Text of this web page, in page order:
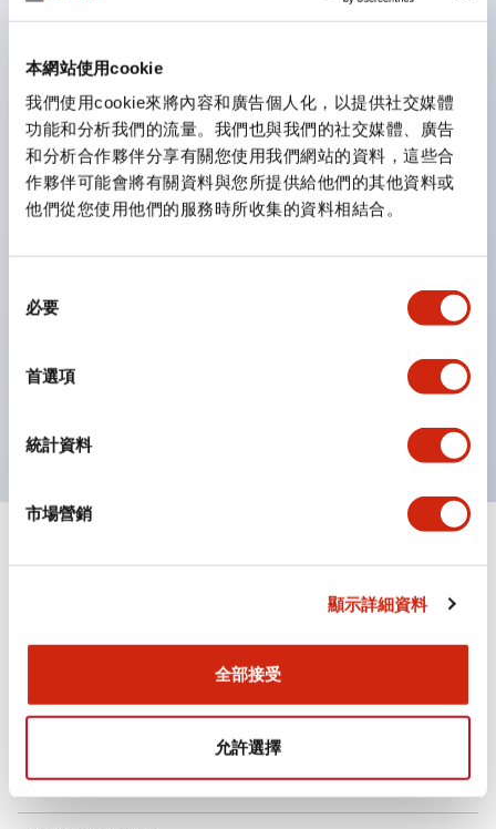
本網站使用cookie
我們使用cookie來將內容和廣告個人化，以提供社交媒體
功能和分析我們的流量。我們也與我們的社交媒體、廣告
和分析合作夥伴分享有關您使用我們網站的資料，這些合
作夥伴可能會將有關資料與您所提供給他們的其他資料或
他們從您使用他們的服務時所收集的資料相結合。
必要
首選項
統計資料
市場營銷
顯示詳細資料
全部接受
允許選擇
防護結構可防止水或油從面板前方滲入：IP65（僅雙按
鈕開關為 IP40）。
三種功能集結於一顆開關。
完整支援全球各地需求的多種電壓規格。
一顆 LED 燈泡即可呈現六種顏色（LSRD 燈泡）。以往
需分色管理的 LED 燈泡，如今可用單一顆燈泡呈現多種
顏色。
可清楚辨識正方平頭形指示燈的亮燈/熄燈狀態，以及點
符合 ISO 3864-4 安全色規範：在危險或緊急狀況下，
+
電氣規範（額定照明部分）
環境規範
機械規格